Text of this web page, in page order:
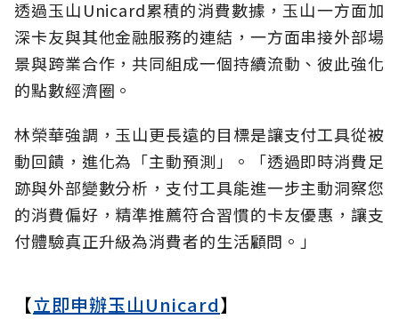
透過玉山Unicard累積的消費數據，玉山一方面加
深卡友與其他金融服務的連結，一方面串接外部場
景與跨業合作，共同組成一個持續流動、彼此強化
的點數經濟圈。
林榮華強調，玉山更長遠的目標是讓支付工具從被
動回饋，進化為「主動預測」。「透過即時消費足
跡與外部變數分析，支付工具能進一步主動洞察您
的消費偏好，精準推薦符合習慣的卡友優惠，讓支
付體驗真正升級為消費者的生活顧問。」
【立即申辦玉山Unicard】